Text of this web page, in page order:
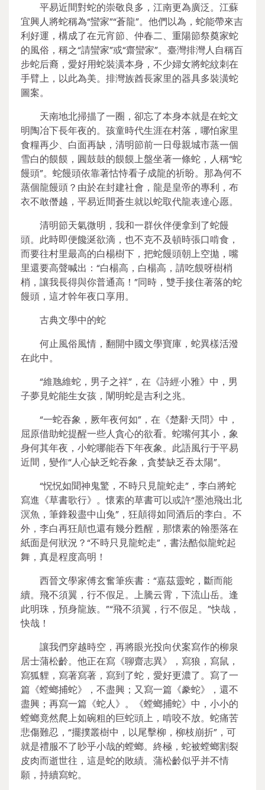
平易近間對蛇的崇敬良多，江南更為廣泛。江蘇
宜興人將蛇稱為“蠻家”“蒼龍”。他們以為，蛇能帶來吉
利好運，構成了在元宵節、仲春二、重陽節祭奠家蛇
的風俗，稱之“請蠻家”或“齋蠻家”。臺灣排灣人自稱百
步蛇后裔，愛好用蛇裝潢本身，不少婦女將蛇紋刺在
手臂上，以此為美。排灣族酋長家里的器具多裝潢蛇
圖案。
天南地北掃描了一圈，卻忘了本身本就是在蛇文
明陶冶下長年夜的。孩童時代生涯在村落，哪怕家里
食糧再少、白面再缺，清明節前一日母親城市蒸一個
雪白的饃饃，圓鼓鼓的饃饃上盤坐著一條蛇，人稱“蛇
饅頭”。蛇饅頭依靠著怙恃看子成龍的祈盼。那為何不
蒸個龍饅頭？由於在封建社會，龍是皇帝的專利，布
衣不敢僭越，平易近間蒼生就以蛇取代龍表達心愿。
清明節天氣微明，我和一群伙伴便拿到了蛇饅
頭。此時即便饞涎欲滴，也不克不及頓時張口啃食，
而要往村里最高的白楊樹下，把蛇饅頭朝上空拋，嘴
里還要高聲喊出：“白楊高，白楊高，請吃饃呀樹梢
梢，讓我長得與你普通高！”同時，雙手接住著落的蛇
饅頭，這才幹年夜口享用。
古典文學中的蛇
何止風俗風情，翻開中國文學寶庫，蛇異樣活潑
在此中。
“維虺維蛇，男子之祥”，在《詩經·小雅》中，男
子夢見蛇能生女孩，闡明蛇是吉利之兆。
“一蛇吞象，厥年夜何如”，在《楚辭·天問》中，
屈原借助蛇提醒一些人貪心的欲看。蛇嘴何其小，象
身何其年夜，小蛇哪能吞下年夜象。此語風行于平易
近間，變作“人心缺乏蛇吞象，貪婪缺乏吞太陽”。
“怳怳如聞神鬼驚，不時只見龍蛇走”，李白將蛇
寫進《草書歌行》。懷素的草書可以或許“墨池飛出北
溟魚，筆鋒殺盡中山兔”，狂顛得如同酒后的李白。不
外，李白再狂顛也還有幾分甦醒，那懷素的翰墨落在
紙面是何狀況？“不時只見龍蛇走”，書法酷似龍蛇起
舞，真是程度高明！
西晉文學家傅玄奮筆疾書：“嘉茲靈蛇，斷而能
續。飛不須翼，行不假足。上騰云霄，下流山岳。逢
此明珠，預身龍族。”“飛不須翼，行不假足。”快哉，
快哉！
讓我們穿越時空，再將眼光投向伏案寫作的柳泉
居士蒲松齡。他正在寫《聊齋志異》，寫狼，寫鼠，
寫狐貍，寫著寫著，寫到了蛇，愛好更濃了。寫了一
篇《螳螂捕蛇》，不盡興；又寫一篇《豢蛇》，還不
盡興；再寫一篇《蛇人》。《螳螂捕蛇》中，小小的
螳螂竟然爬上如碗粗的巨蛇頭上，啃咬不放。蛇痛苦
悲傷難忍，“擺撲叢樹中，以尾擊柳，柳枝崩折”，可
就是禮服不了眇乎小哉的螳螂。終極，蛇被螳螂割裂
皮肉而逝世往，這是蛇的敗績。蒲松齡似乎并不情
願，持續寫蛇。